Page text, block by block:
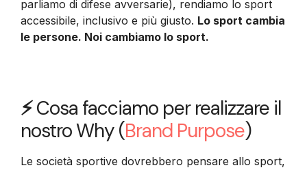
parliamo di difese avversarie), rendiamo lo sport
accessibile, inclusivo e più giusto. Lo sport cambia
le persone. Noi cambiamo lo sport.
⚡Cosa facciamo per realizzare il
nostro Why (Brand Purpose)
Le società sportive dovrebbero pensare allo sport,